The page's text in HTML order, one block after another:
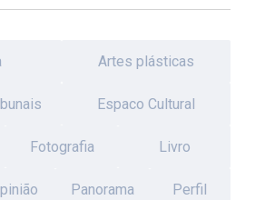
Artes plásticas
Espaco Cultural
Fotografia Livro
Panorama Perfil